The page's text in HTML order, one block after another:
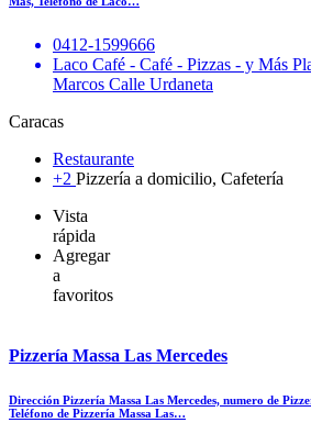
0412-1599666
Laco Café - Café - Pizzas - y Más
Marcos Calle Urdaneta
Caracas
Restaurante
+2 Pizzería a domicilio, Cafetería
Vista
rápida
Agregar
a
favoritos
Pizzería Massa Las Mercedes
Dirección Pizzería Massa Las Mercedes, numero de
Teléfono de Pizzería Massa Las…